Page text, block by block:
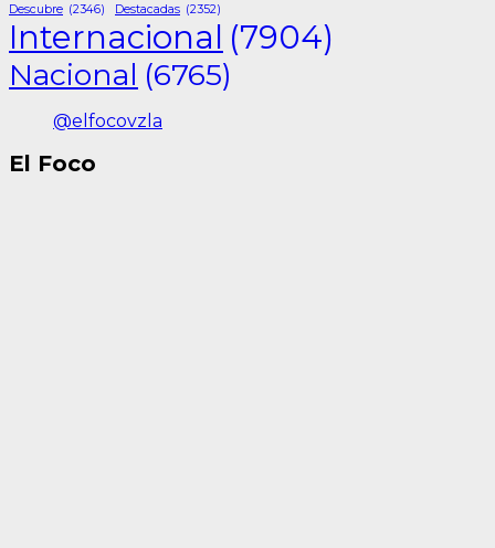
Descubre (2346) Destacadas (2352)
Internacional (7904)
Nacional (6765)
@elfocovzla
El Foco